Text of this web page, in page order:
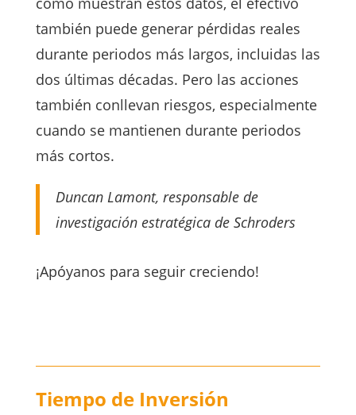
también puede generar pérdidas reales
durante periodos más largos, incluidas las
dos últimas décadas. Pero las acciones
también conllevan riesgos, especialmente
cuando se mantienen durante periodos
más cortos.
Duncan Lamont, responsable de
investigación estratégica de Schroders
¡Apóyanos para seguir creciendo!
Tiempo de Inversión